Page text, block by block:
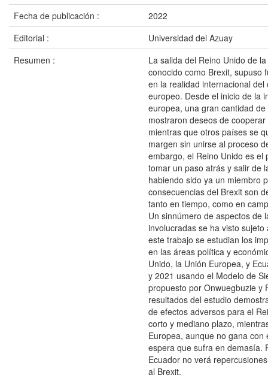
Fecha de publicación :
2022
Editorial :
Universidad del Azuay
Resumen :
La salida del Reino Unido de
conocido como Brexit, supuso
en la realidad internacional del
europeo. Desde el inicio de la
europea, una gran cantidad
mostraron deseos de
mientras que otros países se
margen sin unirse al proceso
embargo, el Reino Unido es el
tomar un paso atrás y salir de
habiendo sido ya un miembro
consecuencias del Brexit son
tanto en tiempo, como en
Un sinnúmero de aspectos de
involucradas se ha visto sujeto
este trabajo se estudian los
en las áreas política y
Unido, la Unión Europea, y
y 2021 usando el Modelo de
propuesto por Onwuegbuzie y
resultados del estudio
de efectos adversos para el
corto y mediano plazo,
Europea, aunque no gana con
espera que sufra en demasía.
Ecuador no verá
al Brexit.